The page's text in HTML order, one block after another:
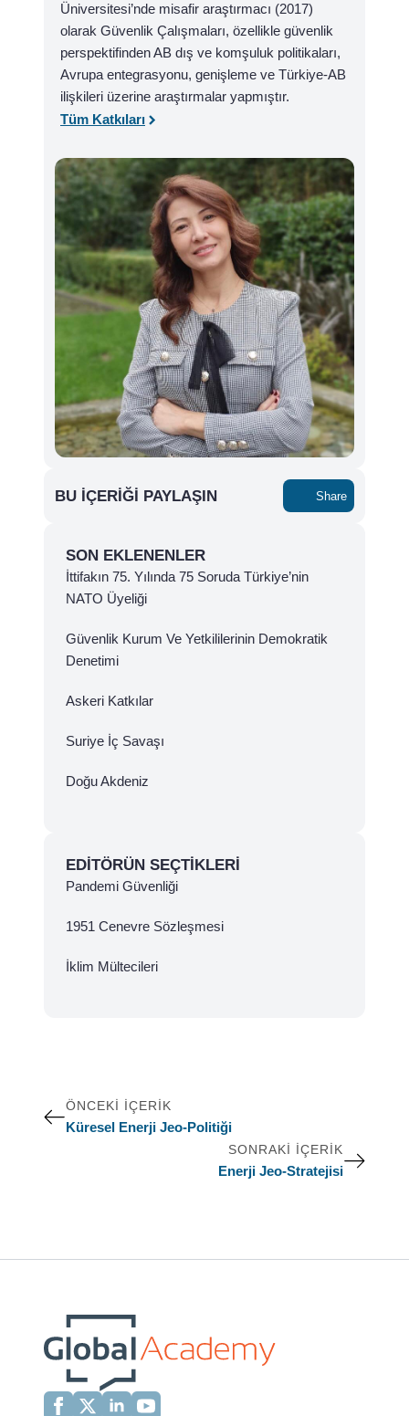
Üniversitesi’nde misafir araştırmacı (2017)
olarak Güvenlik Çalışmaları, özellikle güvenlik
perspektifinden AB dış ve komşuluk politikaları,
Avrupa entegrasyonu, genişleme ve Türkiye-AB
ilişkileri üzerine araştırmalar yapmıştır.
Tüm Katkıları
BU İÇERIĞI PAYLAŞIN Share
SON EKLENENLER
İttifakın 75. Yılında 75 Soruda Türkiye’nin
NATO Üyeliği
Güvenlik Kurum Ve Yetkililerinin Demokratik
Denetimi
Askeri Katkılar
Suriye İç Savaşı
Doğu Akdeniz
EDITÖRÜN SEÇTIKLERI
Pandemi Güvenliği
1951 Cenevre Sözleşmesi
İklim Mültecileri
ÖNCEKI İÇERIK
Küresel Enerji Jeo-Politiği
SONRAKI İÇERIK
Enerji Jeo-Stratejisi